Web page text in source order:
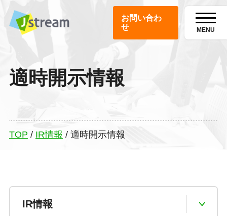
お問い合わ
せ
MENU
適時開示情報
TOP / IR情報 / 適時開示情報